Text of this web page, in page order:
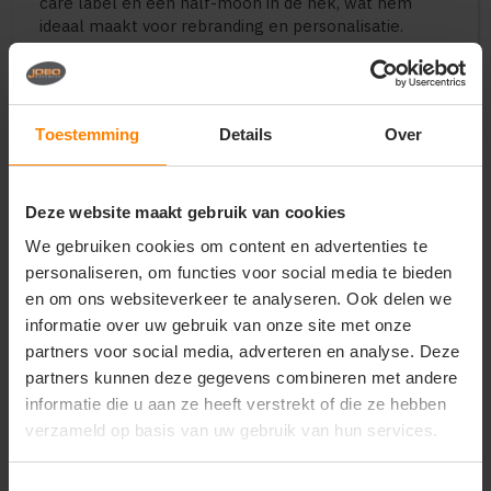
Toestemming Details Over
Deze website maakt gebruik van cookies
We gebruiken cookies om content en advertenties te
personaliseren, om functies voor social media te bieden
en om ons websiteverkeer te analyseren. Ook delen we
informatie over uw gebruik van onze site met onze
partners voor social media, adverteren en analyse. Deze
partners kunnen deze gegevens combineren met andere
informatie die u aan ze heeft verstrekt of die ze hebben
verzameld op basis van uw gebruik van hun services.
ideaal maakt voor rebranding en personalisatie.
Perfect voor:
Bedrijfskleding met logo
Bedrukte of geborduurde jassen
Outdoor en werkgebruik
Teams en evenementen
Belangrijkste kenmerken:
Uitstekend geschikt voor bedrukken en borduren
Materiaal: 100% polyester knit fleece
Stofgewicht: ca. 280 g/m²
Anti-pilling behandeling
Warm, ademend en licht elastisch
Regular fit damespasvorm
3-delige capuchon
Raglanmouwen voor bewegingsvrijheid
Verborgen SBS-ritsen